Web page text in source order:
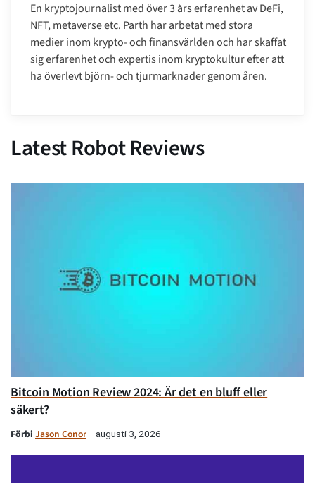
En kryptojournalist med över 3 års erfarenhet av DeFi,
NFT, metaverse etc. Parth har arbetat med stora
medier inom krypto- och finansvärlden och har skaffat
sig erfarenhet och expertis inom kryptokultur efter att
ha överlevt björn- och tjurmarknader genom åren.
Latest Robot Reviews
Bitcoin Motion Review 2024: Är det en bluff eller
säkert?
Förbi Jason Conor augusti 3, 2026